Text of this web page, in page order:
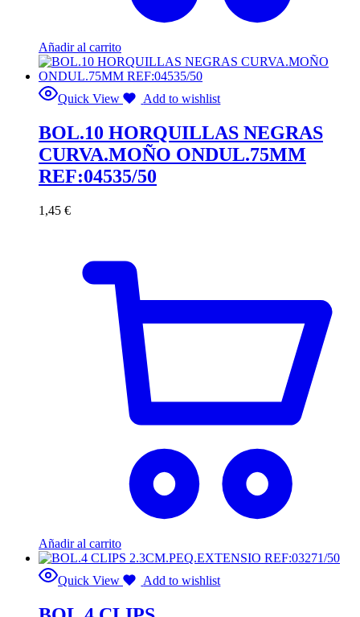
Añadir al carrito
Quick View Add to wishlist
BOL.10 HORQUILLAS NEGRAS
CURVA.MOÑO ONDUL.75MM
REF:04535/50
1,45 €
Añadir al carrito
Quick View Add to wishlist